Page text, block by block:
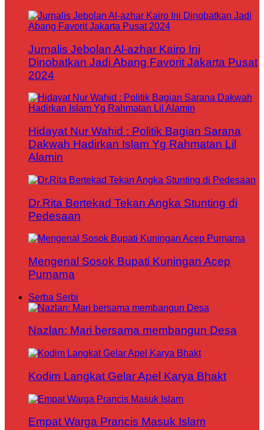
Jurnalis Jebolan Al-azhar Kairo Ini
Dinobatkan Jadi Abang Favorit Jakarta Pusat
2024
Hidayat Nur Wahid : Politik Bagian Sarana
Dakwah Hadirkan Islam Yg Rahmatan Lil
Alamin
Dr.Rita Bertekad Tekan Angka Stunting di
Pedesaan
Mengenal Sosok Bupati Kuningan Acep
Purnama
Serba Serbi
Nazlan: Mari bersama membangun Desa
Kodim Langkat Gelar Apel Karya Bhakt
Empat Warga Prancis Masuk Islam